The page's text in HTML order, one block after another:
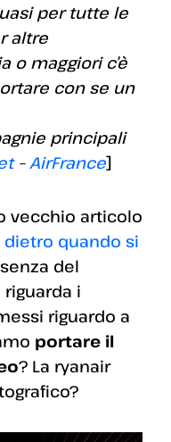
per tutte le
altre
o maggiori c’è
con se un
principali
–AirFrance]
vecchio articolo
quando si
del
i
riguardo a
portare il
? La ryanair